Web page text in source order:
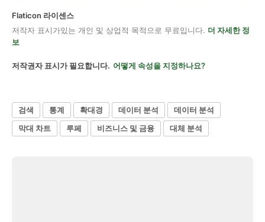
Flaticon 라이센스
저작자 표시가있는 개인 및 상업적 목적으로 무료입니다. 더 자세한 정
보
저작권자 표시가 필요합니다. 어떻게 속성을 지정하나요?
검색 통계 확대경 데이터 분석
데이터 분석
막대 차트
루페 비즈니스 및 금융 대체 분석